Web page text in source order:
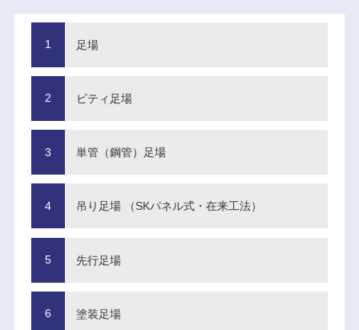
足場
ビティ足場
単管（鋼管）足場
吊り足場 （SKパネル式・在来工法）
先行足場
塗装足場